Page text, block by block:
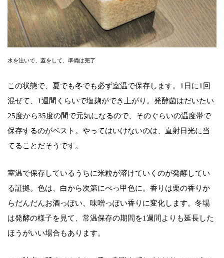
水を注いで、蓋をして、準備は完了
この状態で、夏でも冬でも必ず室温で保存します。1日に1回
混ぜて、1週間くらいで塩麹ができ上がり。発酵菌はだいたい
25度から35度の間で元気になるので、そのぐらいの温度帯で
保存するのがベスト。やってはいけないのは、直射日光に当
てることだそうです。
室温で保存しているうちに米粒が溶けていくのが発酵してい
る証拠。色は、白から次第にべっ甲色に。香りは栗の香りか
らだんだんお酒っぽい、味噌っぽい香りに変化します。冬場
は発酵の様子を見て、常温保存の期間を1週間よりも延長した
ほうがいい場合もあります。